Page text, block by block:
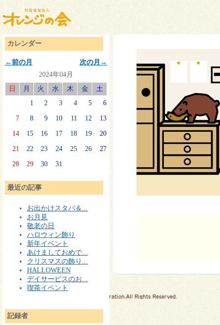
カレンダー
←前の月
次の月→
2024年04月
日
月 火 水 木 金
土
1
2 3 4 5 6
7 8 9 10 11 12 13
14 15 16 17 18 19 20
21 22 23 24 25 26 27
28 29 30 31
最近の記事
お出かけスタバ＆...
お月見
敬老の日
ハロウィン飾り
新年イベント
あけましておめで...
クリスマスの飾り...
HALLOWEEN
デイサービスのお...
喫茶イベント
記録者